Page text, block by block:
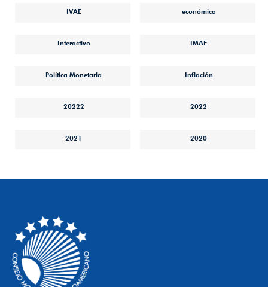
IVAE económica
Interactivo IMAE
Política Monetaria Inflación
20222 2022
2021 2020